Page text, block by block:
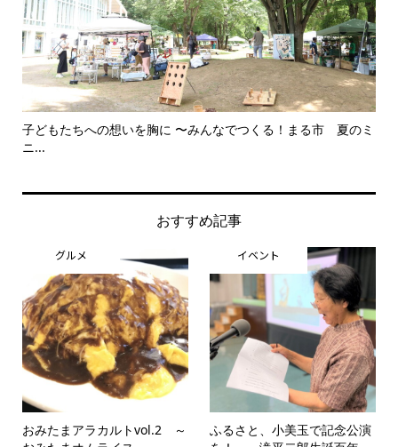
子どもたちへの想いを胸に 〜みんなでつくる！まる市 夏のミ
ニ...
おすすめ記事
グルメ
おみたまアラカルトvol.2 ～
イベント
ふるさと、小美玉で記念公演